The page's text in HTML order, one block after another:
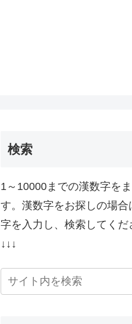
検索
1～10000までの漢数字を
す。漢数字をお探しの場合
字を入力し、検索してくだ
↓↓↓